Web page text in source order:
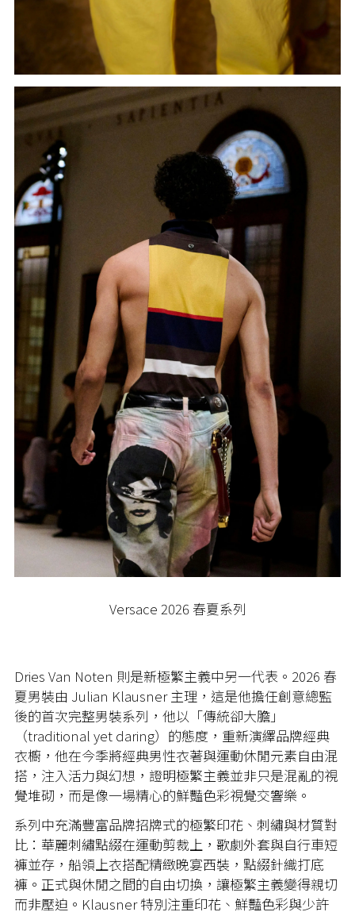
Versace 2026 春夏系列
Dries Van Noten 則是新極繁主義中另一代表。2026 春
夏男裝由 Julian Klausner 主理，這是他擔任創意總監
後的首次完整男裝系列，他以「傳統卻大膽」
（traditional yet daring）的態度，重新演繹品牌經典
衣櫥，他在今季將經典男性衣著與運動休閒元素自由混
搭，注入活力與幻想，證明極繁主義並非只是混亂的視
覺堆砌，而是像一場精心的鮮豔色彩視覺交響樂。
系列中充滿豐富品牌招牌式的極繁印花、刺繡與材質對
比：華麗刺繡點綴在運動剪裁上，歌劇外套與自行車短
褲並存，船領上衣搭配精緻晚宴西裝，點綴針織打底
褲。正式與休閒之間的自由切換，讓極繁主義變得親切
而非壓迫。Klausner 特別注重印花、鮮豔色彩與少許